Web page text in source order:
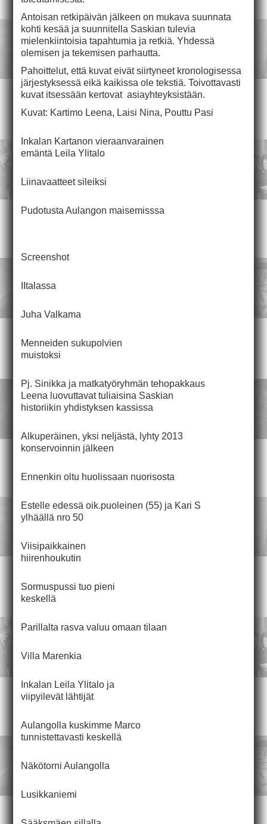
Antoisan retkipäivän jälkeen on mukava suunnata
kohti kesää ja suunnitella Saskian tulevia
mielenkiintoisia tapahtumia ja retkiä. Yhdessä
olemisen ja tekemisen parhautta.
Pahoittelut, että kuvat eivät siirtyneet kronologisessa
järjestyksessä eikä kaikissa ole tekstiä. Toivottavasti
kuvat itsessään kertovat asiayhteyksistään.
Kuvat: Kartimo Leena, Laisi Nina, Pouttu Pasi
Inkalan Kartanon vieraanvarainen
emäntä Leila Ylitalo
Liinavaatteet sileiksi
Pudotusta Aulangon maisemisssa
Screenshot
IItalassa
Juha Valkama
Menneiden sukupolvien
muistoksi
Pj. Sinikka ja matkatyöryhmän tehopakkaus
Leena luovuttavat tuliaisina Saskian
historiikin yhdistyksen kassissa
Alkuperäinen, yksi neljästä, lyhty 2013
konservoinnin jälkeen
Ennenkin oltu huolissaan nuorisosta
Estelle edessä oik.puoleinen (55) ja Kari S
ylhäällä nro 50
Viisipaikkainen
hiirenhoukutin
Sormuspussi tuo pieni
keskellä
Parillalta rasva valuu omaan tilaan
Villa Marenkia
Inkalan Leila Ylitalo ja
viipyilevät lähtijät
Aulangolla kuskimme Marco
tunnistettavasti keskellä
Näkötorni Aulangolla
Lusikkaniemi